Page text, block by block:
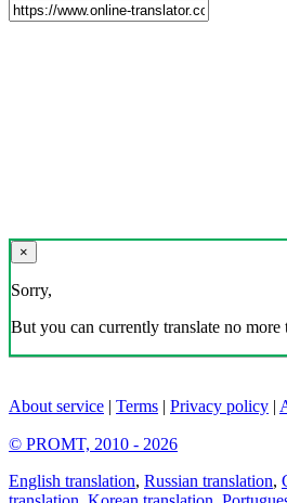
×
Sorry,
But you can currently translate no more
About service | Terms | Privacy policy |
© PROMT, 2010 - 2026
English translation, Russian translation,